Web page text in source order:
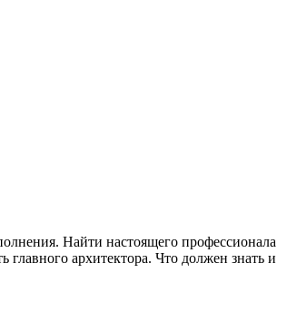
Найти настоящего профессионала
архитектора. Что должен знать и